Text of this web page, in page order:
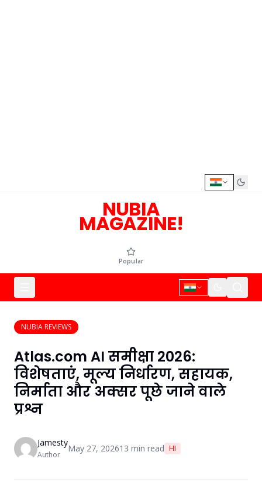
NUBIA
MAGAZINE!
Popular
NUBIA REVIEWS
Atlas.com AI समीक्षा 2026:
विशेषताएं, मूल्य निर्धारण, सहायक,
निर्माता और अक्सर पूछे जाने वाले
प्रश्न
Jamesty
Author
May 27, 202613 min read HI